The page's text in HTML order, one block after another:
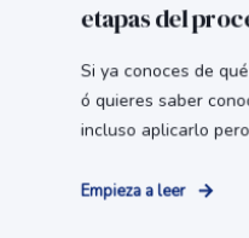
etapas del
Si ya conoces de
ó quieres saber
incluso aplicarlo
Empieza a leer